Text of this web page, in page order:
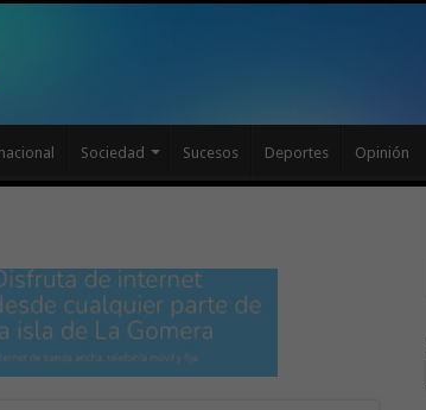
Sociedad Sucesos Deportes Opinión